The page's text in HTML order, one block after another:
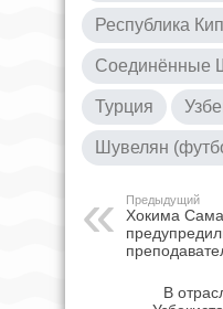
Республика
Соединённые
Турция
Шувелян
Предыдущий
Хокима
В